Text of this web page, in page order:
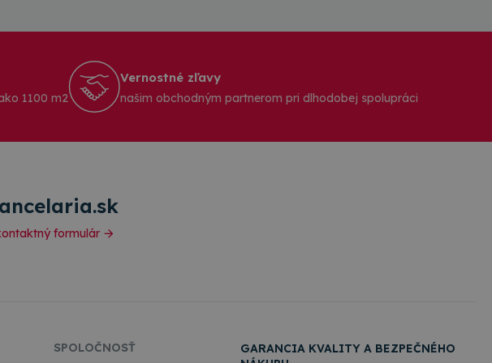
1100 m2
Vernostné zľavy
našim obchodným partnerom pri dlhodobej spolupráci
formulár
SPOLOČNOSŤ
GARANCIA KVALITY A BEZPEČNÉHO